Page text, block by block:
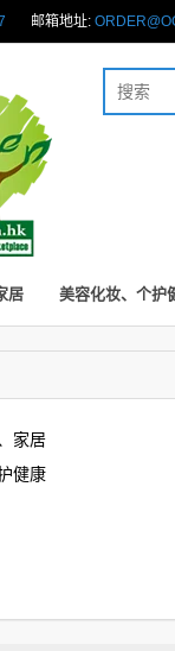
邮箱地址:
居 美容化妆、个护
家居
健康